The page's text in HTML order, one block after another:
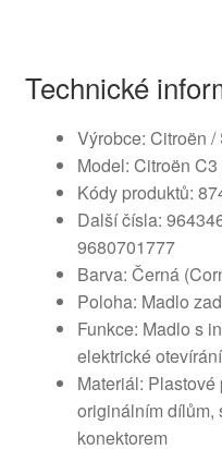
Technické
Výrobce: Citroën /
Model: Citroën
Kódy produktů:
Další čísla:
9680701777
Barva: Černá
Poloha: Madlo
Funkce: Madlo s
elektrické
Materiál:
originálním dílům,
konektorem